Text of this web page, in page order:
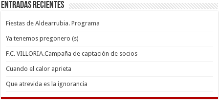
Entradas recientes
Fiestas de Aldearrubia. Programa
Ya tenemos pregonero (s)
F.C. VILLORIA.Campaña de captación de socios
Cuando el calor aprieta
Que atrevida es la ignorancia